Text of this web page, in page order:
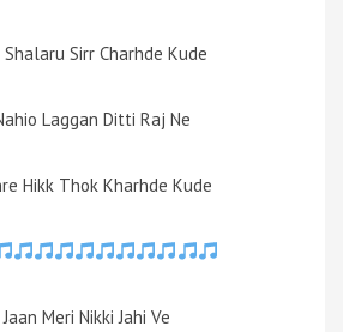
Shalaru Sirr Charhde Kude
Laggan Ditti Raj Ne
Hikk Thok Kharhde Kude
Meri Nikki Jahi Ve